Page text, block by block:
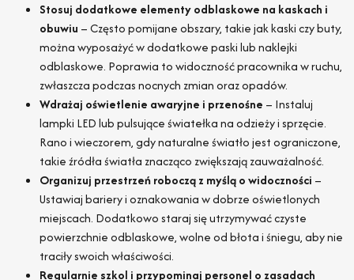
Stosuj dodatkowe elementy odblaskowe na kaskach i
obuwiu – Często pomijane obszary, takie jak kaski czy buty,
można wyposażyć w dodatkowe paski lub naklejki
odblaskowe. Poprawia to widoczność pracownika w ruchu,
zwłaszcza podczas nocnych zmian oraz opadów.
Wdrażaj oświetlenie awaryjne i przenośne – Instaluj
lampki LED lub pulsujące światełka na odzieży i sprzęcie.
Rano i wieczorem, gdy naturalne światło jest ograniczone,
takie źródła światła znacząco zwiększają zauważalność.
Organizuj przestrzeń roboczą z myślą o widoczności –
Ustawiaj bariery i oznakowania w dobrze oświetlonych
miejscach. Dodatkowo staraj się utrzymywać czyste
powierzchnie odblaskowe, wolne od błota i śniegu, aby nie
traciły swoich właściwości.
Regularnie szkol i przypominaj personel o zasadach